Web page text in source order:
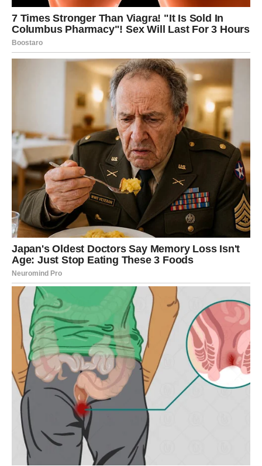
Ali ono što dolazi biće toliko snažno da ćete shvatiti kako
više nema potrebe vraćati se unazad.
Pred vama je nova stranica života.
I mnogo ljepša od prethodne.
SLOBODNI RAKOVI MOGU
DOŽIVJETI PRAVU LJUBAVNU
ČAROLIJU
Ako ste slobodni, naredni period donosi susret koji bi
mogao ostaviti snažan utisak.
Neće vas osvojiti velikim obećanjima.
Osvojiće vas pažnjom.
Načinom na koji sluša.
Načinom na koji vas gleda.
Načinom na koji čini da se osjećate važno.
I upravo zbog toga ćete poželjeti da toj osobi date priliku.
ZAUZETI RAKOVI ULAZE U
MIRNIJU FAZU